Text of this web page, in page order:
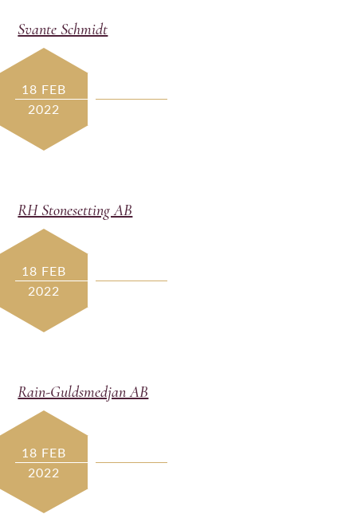
Svante Schmidt
18 FEB
2022
RH Stonesetting AB
18 FEB
2022
Rain-Guldsmedjan AB
18 FEB
2022